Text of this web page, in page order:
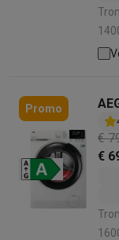
1400
het
Promo
€
€